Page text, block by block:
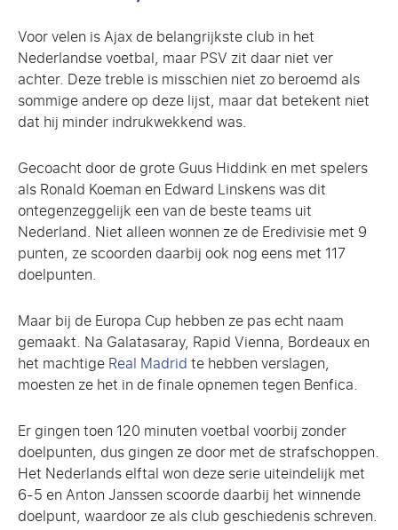
Voor velen is Ajax de belangrijkste club in het
Nederlandse voetbal, maar PSV zit daar niet ver
achter. Deze treble is misschien niet zo beroemd als
sommige andere op deze lijst, maar dat betekent niet
dat hij minder indrukwekkend was.
Gecoacht door de grote Guus Hiddink en met spelers
als Ronald Koeman en Edward Linskens was dit
ontegenzeggelijk een van de beste teams uit
Nederland. Niet alleen wonnen ze de Eredivisie met 9
punten, ze scoorden daarbij ook nog eens met 117
doelpunten.
Maar bij de Europa Cup hebben ze pas echt naam
gemaakt. Na Galatasaray, Rapid Vienna, Bordeaux en
het machtigeReal Madridte hebben verslagen,
moesten ze het in de finale opnemen tegen Benfica.
Er gingen toen 120 minuten voetbal voorbij zonder
doelpunten, dus gingen ze door met de strafschoppen.
Het Nederlands elftal won deze serie uiteindelijk met
6-5 en Anton Janssen scoorde daarbij het winnende
doelpunt, waardoor ze als club geschiedenis schreven.